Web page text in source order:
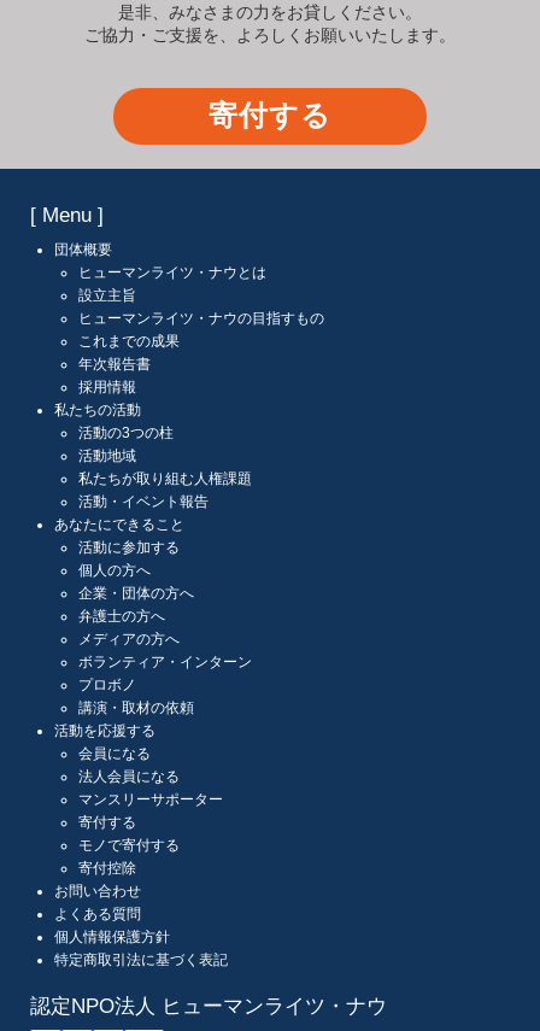
是非、みなさまの力をお貸しください。
ご協力・ご支援を、よろしくお願いいたします。
寄付する
[ Menu ]
団体概要
ヒューマンライツ・ナウとは
設立主旨
ヒューマンライツ・ナウの目指すもの
これまでの成果
年次報告書
採用情報
私たちの活動
活動の3つの柱
活動地域
私たちが取り組む人権課題
活動・イベント報告
あなたにできること
活動に参加する
個人の方へ
企業・団体の方へ
弁護士の方へ
メディアの方へ
ボランティア・インターン
プロボノ
講演・取材の依頼
活動を応援する
会員になる
法人会員になる
マンスリーサポーター
寄付する
モノで寄付する
寄付控除
お問い合わせ
よくある質問
個人情報保護方針
特定商取引法に基づく表記
認定NPO法人 ヒューマンライツ・ナウ